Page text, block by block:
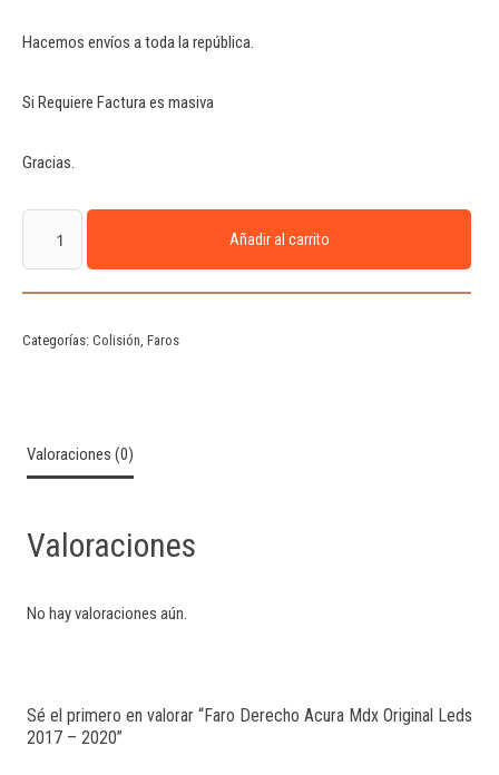
Hacemos envíos a toda la república.
Si Requiere Factura es masiva
Gracias.
Añadir al carrito
Categorías: Colisión, Faros
Valoraciones (0)
Valoraciones
No hay valoraciones aún.
Sé el primero en valorar “Faro Derecho Acura Mdx Original Leds
2017 – 2020”